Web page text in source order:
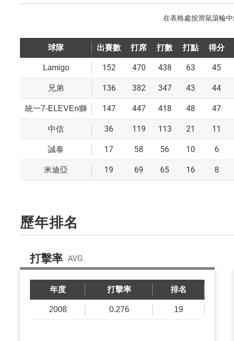
球隊 出賽數 打席 打數 打點 得分
Lamigo 152 470 438 63 45
兄弟 136 382 347 43 44
統一7-ELEVEn獅 147 447 418 48 47
中信 36 119 113 21 11
誠泰 17 58 56 10 6
米迪亞 19 69 65 16 8
歷年排名
打擊率 AVG
年度 打擊率 排名
2008 0.276 19